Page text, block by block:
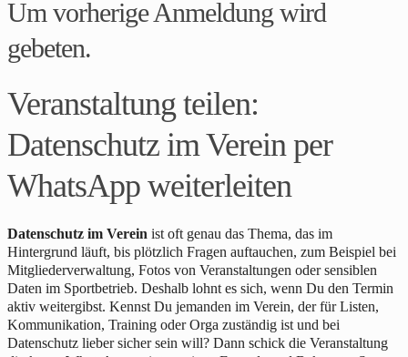
Um vorherige Anmeldung wird
gebeten.
Veranstaltung teilen:
Datenschutz im Verein per
WhatsApp weiterleiten
Datenschutz im Verein ist oft genau das Thema, das im
Hintergrund läuft, bis plötzlich Fragen auftauchen, zum Beispiel bei
Mitgliederverwaltung, Fotos von Veranstaltungen oder sensiblen
Daten im Sportbetrieb. Deshalb lohnt es sich, wenn Du den Termin
aktiv weitergibst. Kennst Du jemanden im Verein, der für Listen,
Kommunikation, Training oder Orga zuständig ist und bei
Datenschutz lieber sicher sein will? Dann schick die Veranstaltung